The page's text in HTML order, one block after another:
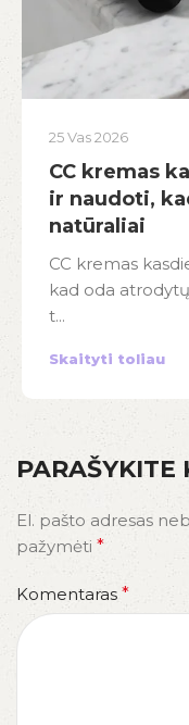
25 Vas 2026
CC kremas
ir naudoti,
natūraliai
CC kremas
kad oda
t...
Skaityti toliau
PARAŠYKITE
El. pašto adresas
pažymėti *
Komentaras *